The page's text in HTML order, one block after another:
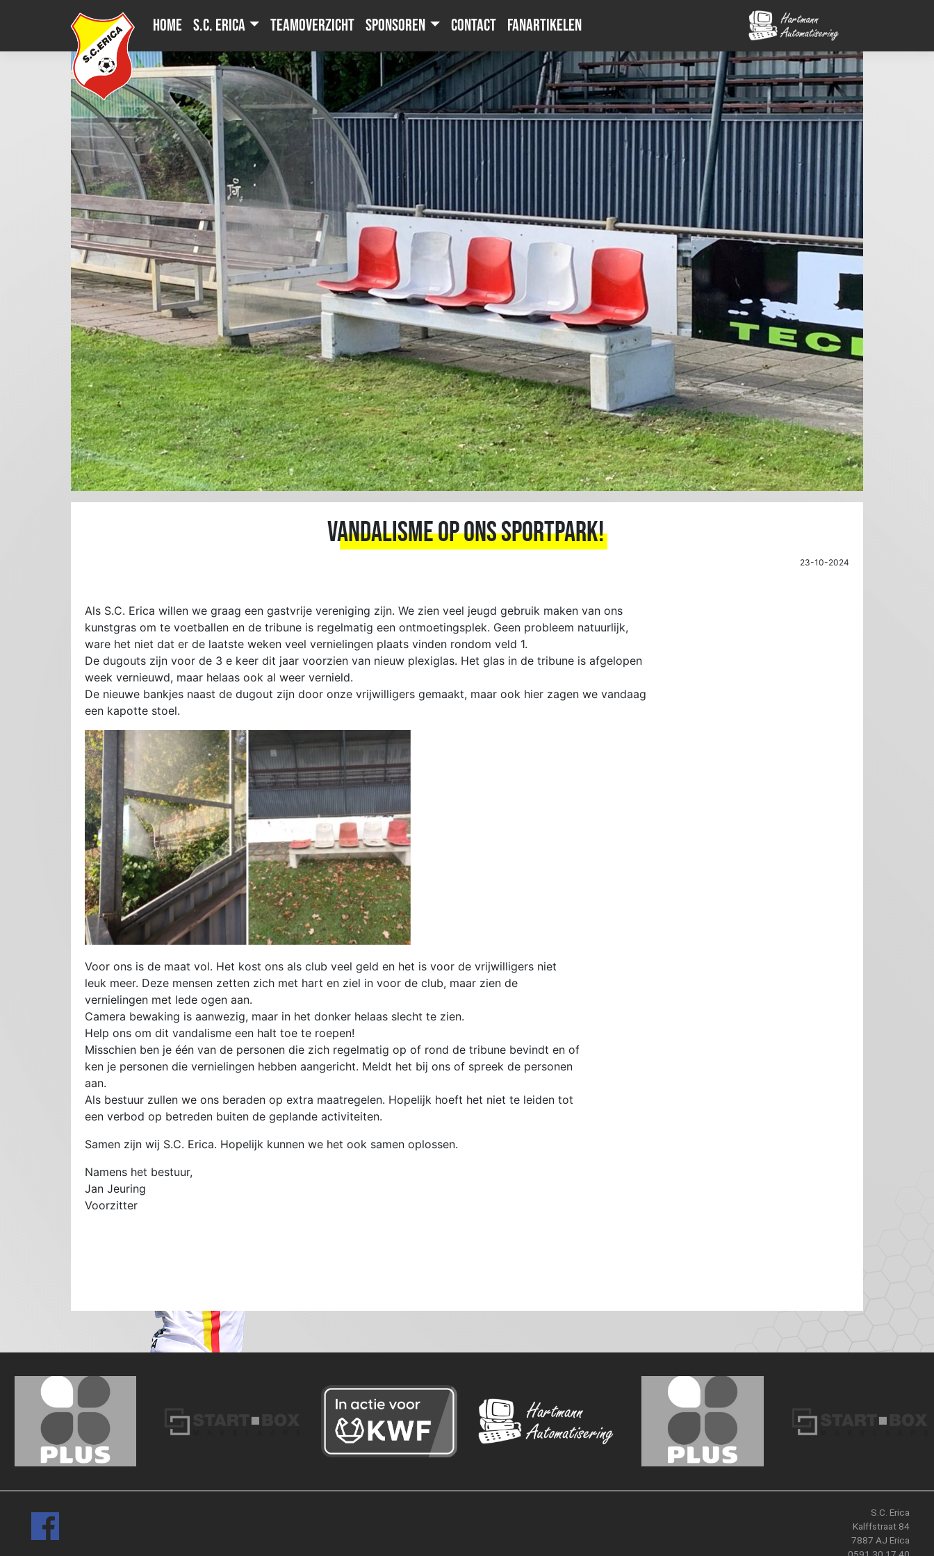
Home S.C. Erica Teamoverzicht Sponsoren Contact Fanartikelen
Vandalisme op ons sportpark!
23-10-2024
Als S.C. Erica willen we graag een gastvrije vereniging zijn. We zien veel jeugd gebruik maken van ons
kunstgras om te voetballen en de tribune is regelmatig een ontmoetingsplek. Geen probleem natuurlijk,
ware het niet dat er de laatste weken veel vernielingen plaats vinden rondom veld 1.
De dugouts zijn voor de 3 e keer dit jaar voorzien van nieuw plexiglas. Het glas in de tribune is afgelopen
week vernieuwd, maar helaas ook al weer vernield.
De nieuwe bankjes naast de dugout zijn door onze vrijwilligers gemaakt, maar ook hier zagen we vandaag
een kapotte stoel.
Voor ons is de maat vol. Het kost ons als club veel geld en het is voor de vrijwilligers niet
leuk meer. Deze mensen zetten zich met hart en ziel in voor de club, maar zien de
vernielingen met lede ogen aan.
Camera bewaking is aanwezig, maar in het donker helaas slecht te zien.
Help ons om dit vandalisme een halt toe te roepen!
Misschien ben je één van de personen die zich regelmatig op of rond de tribune bevindt en of
ken je personen die vernielingen hebben aangericht. Meldt het bij ons of spreek de personen
aan.
Als bestuur zullen we ons beraden op extra maatregelen. Hopelijk hoeft het niet te leiden tot
een verbod op betreden buiten de geplande activiteiten.
Samen zijn wij S.C. Erica. Hopelijk kunnen we het ook samen oplossen.
Namens het bestuur,
Jan Jeuring
Voorzitter
S.C. Erica
Kalffstraat 84
7887 AJ Erica